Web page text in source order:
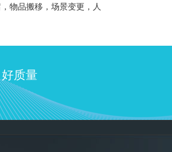
物品搬移，场景变更，人
质量